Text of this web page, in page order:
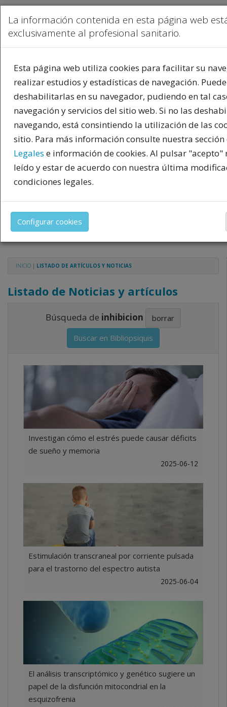
PUBLICIDAD
La información contenida en esta página web
exclusivamente al profesional sanitario.
Esta página web utiliza cookies para facilitar su
realizar estudios y estadísticas de navegación. Puede
deshabilitarlas en su navegador, pudiendo en tal
navegación y servicios del sitio web. Si no las
navegando, está consintiendo la utilización de las
sitio. Para más información consulte nuestra
Legales e información de cookies. Al pulsar "acepto"
leído y estar de acuerdo con nuestra última
condiciones legales.
Toda la información incluida en la Página Web está
productos del mercado español y, por tanto,
profesionales sanitarios legalmente facultados
dispensar medicamentos con ejercicio profesional.
técnica de los fármacos se facilita a título
siendo responsabilidad de los profesionales
medicamentos y decidir, en cada caso concreto, el
adecuado a las necesidades del paciente.
Configurar cookies
INICIO | LISTADO DE ARTÍCULOS Y NOTICIAS
Listado de Noticias y artículos
Búsqueda de inhibicion
borrar
Buscar en Bibliopsiquis
Investigan cómo el estrés puede causar déficits
de sueño y memoria
2025-06-12
Estimulación transcraneal por corriente pulsada
para el trastorno del espectro autista
2025-06-04
El análisis transcriptómico y genético sugiere un
papel de la disfunción mitocondrial en la
esquizofrenia